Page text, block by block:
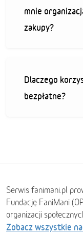
mnie
zakupy?
Dlaczego
bezpłatne?
Serwis fanimani.pl
Fundację FaniMani
organizacji
Zobacz wszystkie